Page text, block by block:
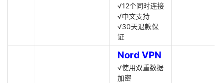
√12个同时连接
√中文支持
√30天退款保
证
Nord VPN
√使用双重数据
加密